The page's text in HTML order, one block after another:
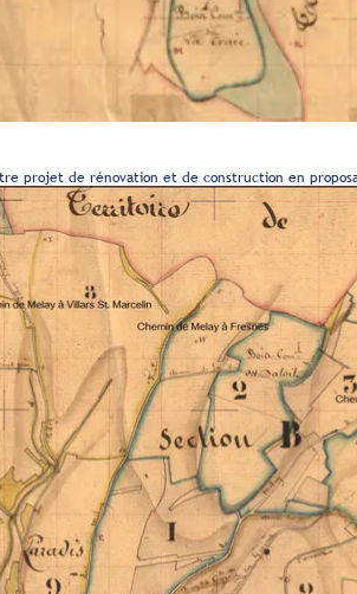
covoit' sur le site linggo.fr en cliquant
nécessaires : une pièce d’identité (carte
projet de rénovation et de construction en
bourbonne@joa.fr - cinéma séances
tarif -14 ans : 4€, achat lunettes 3D : 1,50€
maternelle et Harmonie de Bourbonne. Ce
autour d'un élément commun : les comptines.
chants de l'enfance avant de se produire